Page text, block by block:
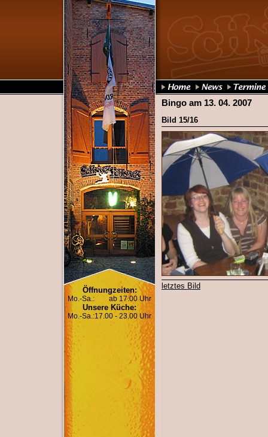
Öffnungzeiten:
Mo.-Sa.: ab 17.00 Uhr
Unsere Küche:
Mo.-Sa.:17.00 - 23.00 Uhr
Bingo am 13. 04. 2007
Bild 15/16
letztes Bild